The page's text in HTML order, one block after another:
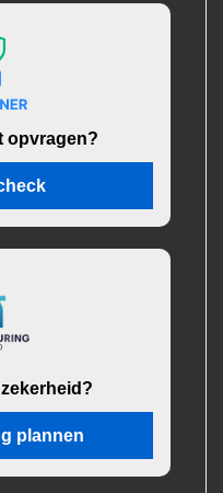
opvragen?
plannen